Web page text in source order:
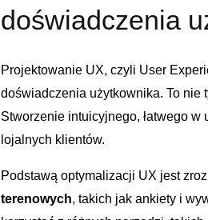
doświadczenia
Projektowanie​ UX, czyli User
doświadczenia użytkownika. To⁤ nie⁢
Stworzenie ‍intuicyjnego, ⁣łatwego
lojalnych klientów.
Podstawą optymalizacji UX⁢ jest‍
terenowych,⁤ takich jak ankiety ‍i